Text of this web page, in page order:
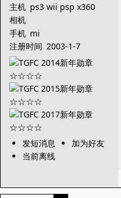
主机 ps3 wii psp x360
相机
手机 mi
注册时间 2003-1-7
发短消息
加为好友
当前离线